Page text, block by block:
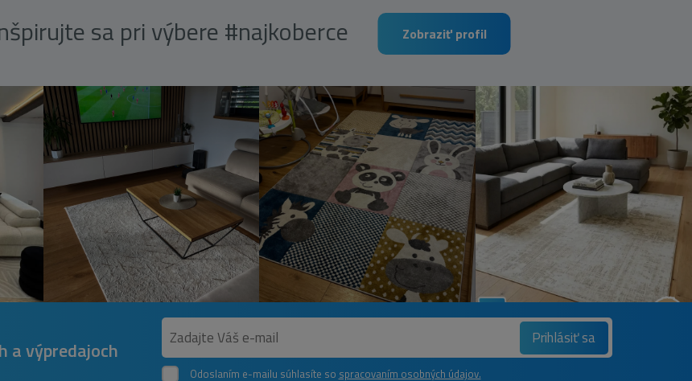
sa pri výbere #najkoberce Zobraziť profil
a výpredajoch Prihlásiť sa
Odoslaním e-mailu súhlasíte so spracovaním osobných údajov.